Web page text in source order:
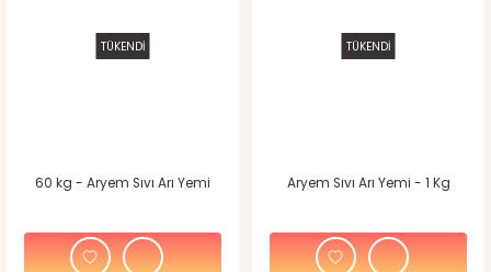
TÜKENDİ
60 kg - Aryem Sıvı Arı Yemi
TÜKENDİ
Aryem Sıvı Arı Yemi - 1 Kg